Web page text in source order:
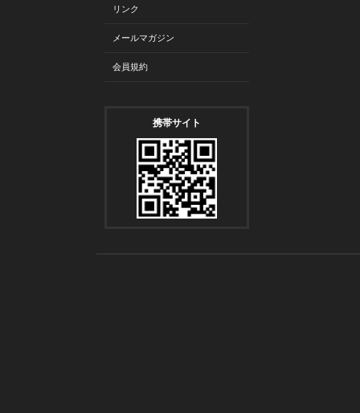
リンク
メールマガジン
会員規約
携帯サイト